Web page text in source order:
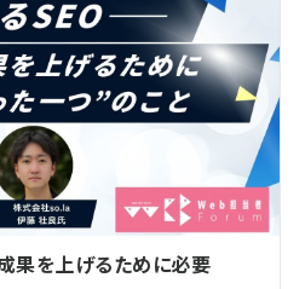
果を上げるために必要